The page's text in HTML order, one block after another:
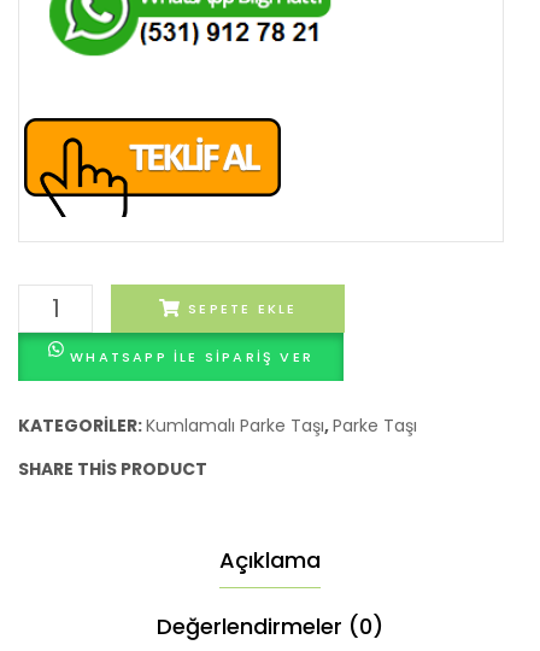
Oniks
Kumlamalı
10x20
adet
SEPETE EKLE
WHATSAPP ILE SIPARIŞ VER
KATEGORILER:Kumlamalı Parke Taşı,Parke Taşı
SHARE THIS PRODUCT
Açıklama
Değerlendirmeler (0)